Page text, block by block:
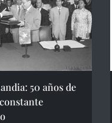
50 años de